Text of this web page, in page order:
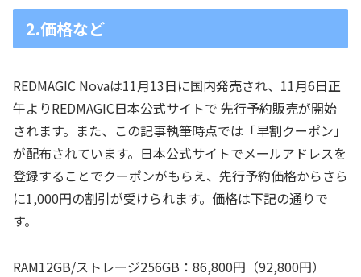
2.価格など
REDMAGIC Novaは11月13日に国内発売され、11月6日正
午よりREDMAGIC日本公式サイトで 先行予約販売が開始
されます。また、この記事執筆時点では「早割クーポン」
が配布されています。日本公式サイトでメールアドレスを
登録することでクーポンがもらえ、先行予約価格からさら
に1,000円の割引が受けられます。価格は下記の通りで
す。
RAM12GB/ストレージ256GB：86,800円（92,800円）